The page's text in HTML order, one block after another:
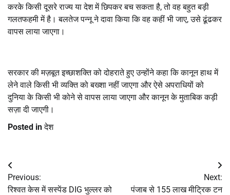
करके किसी दूसरे राज्य या देश में छिपकर बच सकता है,तो वह बहुत बड़ी
गलतफहमी में है। बलतेज पन्नू ने दावा किया कि वह कहीं भी जाए,उसे ढूंढकर
वापस लाया जाएगा।
सरकार की मज़बूत इच्छाशक्ति को दोहराते हुए उन्होंने कहा कि कानून हाथ में
लेने वाले किसी भी व्यक्ति को बख्शा नहीं जाएगा और ऐसे अपराधियों को
दुनिया के किसी भी कोने से वापस लाया जाएगा और कानून के मुताबिक कड़ी
सज़ा दी जाएगी।
Posted inदेश
Post
navigation
Previous:
रिश्वत केस में सस्पेंड DIG भुल्लर को
Next:
पंजाब से 155 लाख मीट्रिक टन